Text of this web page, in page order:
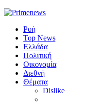
Ροή
Top News
Ελλάδα
Πολιτική
Οικονομία
Διεθνή
Θέματα
Dislike